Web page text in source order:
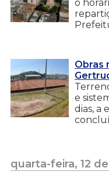
o
Obras
e
dias, a
quarta-feira, 12